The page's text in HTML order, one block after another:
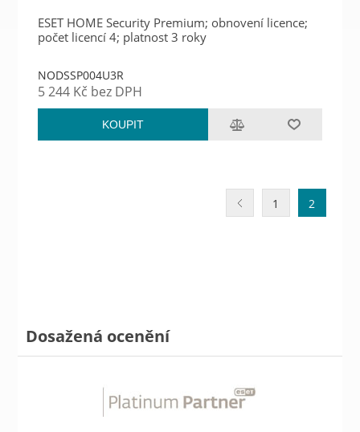
ESET HOME Security Premium; obnovení licence;
počet licencí 4; platnost 3 roky
NODSSP004U3R
5 244 Kč bez DPH
KOUPIT
1 2
Dosažená ocenění